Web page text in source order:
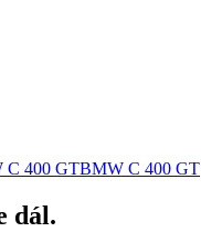
C 400 GTBMW C 400 GT
dál.